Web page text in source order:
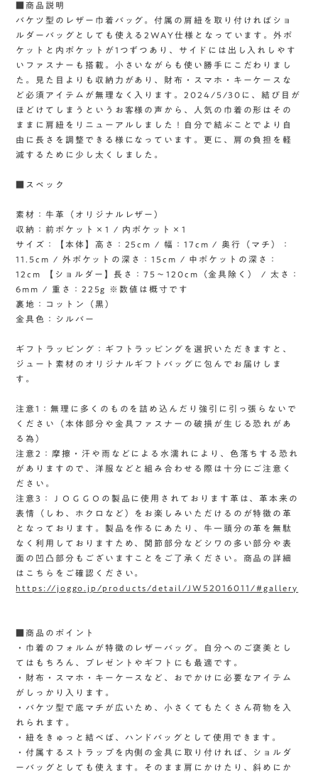
■商品説明
バケツ型のレザー巾着バッグ。付属の肩紐を取り付ければショ
ルダーバッグとしても使える2WAY仕様となっています。外ポ
ケットと内ポケットが1つずつあり、サイドには出し入れしやす
いファスナーも搭載。小さいながらも使い勝手にこだわりまし
た。見た目よりも収納力があり、財布・スマホ・キーケースな
ど必須アイテムが無理なく入ります。2024/5/30に、結び目が
ほどけてしまうというお客様の声から、人気の巾着の形はその
ままに肩紐をリニューアルしました！自分で結ぶことでより自
由に長さを調整できる様になっています。更に、肩の負担を軽
減するために少し太くしました。
■スペック
素材：牛革（オリジナルレザー）
収納：前ポケット×1 / 内ポケット×1
サイズ：【本体】高さ：25cm / 幅：17cm / 奥行（マチ）：
11.5cm / 外ポケットの深さ：15cm / 中ポケットの深さ：
12cm 【ショルダー】長さ：75〜120cm（金具除く） / 太さ：
6mm / 重さ：225g ※数値は概寸です
裏地：コットン（黒）
金具色：シルバー
ギフトラッピング：ギフトラッピングを選択いただきますと、
ジュート素材のオリジナルギフトバッグに包んでお届けしま
す。
注意1：無理に多くのものを詰め込んだり強引に引っ張らないで
ください（本体部分や金具ファスナーの破損が生じる恐れがあ
る為）
注意2：摩擦・汗や雨などによる水濡れにより、色落ちする恐れ
がありますので、洋服などと組み合わせる際は十分にご注意く
ださい。
注意3：ＪＯＧＧＯの製品に使用されております革は、革本来の
表情（しわ、ホクロなど）をお楽しみいただけるのが特徴の革
となっております。製品を作るにあたり、牛一頭分の革を無駄
なく利用しておりますため、関節部分などシワの多い部分や表
面の凹凸部分もございますことをご了承ください。商品の詳細
はこちらをご確認ください。
https://joggo.jp/products/detail/JW52016011/#gallery
■商品のポイント
・巾着のフォルムが特徴のレザーバッグ。自分へのご褒美とし
てはもちろん、プレゼントやギフトにも最適です。
・財布・スマホ・キーケースなど、おでかけに必要なアイテム
がしっかり入ります。
・バケツ型で底マチが広いため、小さくてもたくさん荷物を入
れられます。
・紐をきゅっと結べば、ハンドバッグとして使用できます。
・付属するストラップを内側の金具に取り付ければ、ショルダ
ーバッグとしても使えます。そのまま肩にかけたり、斜めにか